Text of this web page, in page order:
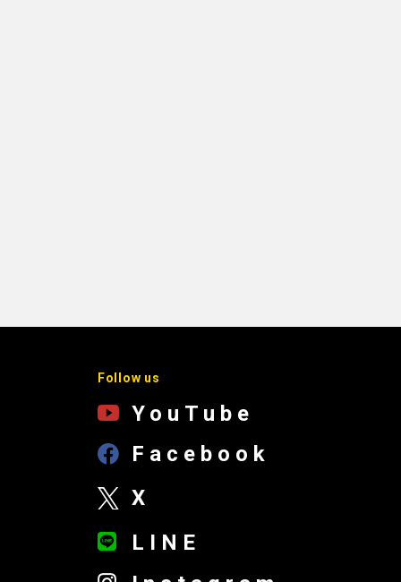
Follow us
YouTube
Facebook
X
LINE